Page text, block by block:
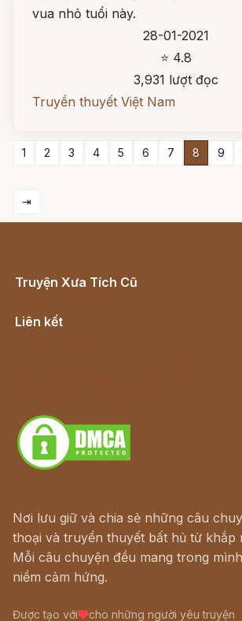
vua nhỏ tuổi này.
28-01-2021
⭐ 4.8
3,931 lượt đọc
Truyền thuyết Việt Nam
1 2 3 4 5 6 7 8 9
⇥
Truyện Xưa Tích Cũ
Liên kết
Nơi lưu giữ và chia sẻ những câu
thoại và truyền thuyết bất hủ từ khắp
Mỗi câu chuyện đều mang trong
niềm cảm hứng.
Được tạo với cho những người yêu truyện